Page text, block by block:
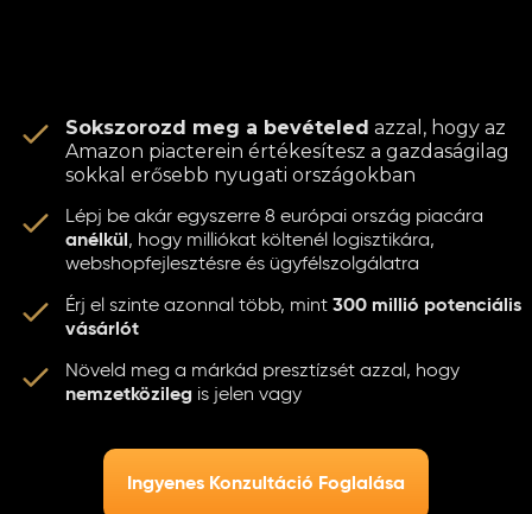
Sokszorozd meg a bevételed azzal, hogy az
Amazon piacterein értékesítesz a gazdaságilag
sokkal erősebb nyugati országokban
Lépj be akár egyszerre 8 európai ország piacára
anélkül, hogy milliókat költenél logisztikára,
webshopfejlesztésre és ügyfélszolgálatra
Érj el szinte azonnal több, mint 300 millió potenciális
vásárlót
Növeld meg a márkád presztízsét azzal, hogy
nemzetközileg is jelen vagy
Ingyenes Konzultáció Foglalása